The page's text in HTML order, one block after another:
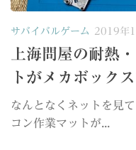
サバイバルゲーム 2019年1
上海問屋の耐熱
トがメカボック
なんとなくネットを見
コン作業マットが...